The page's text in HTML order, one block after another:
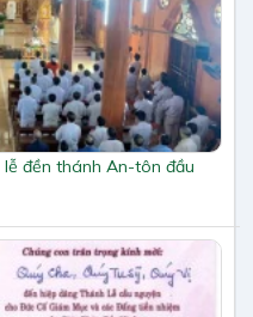
đền thánh An-tôn đầu